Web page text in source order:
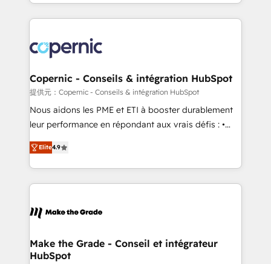
lasts. So if you're ready to become the most trusted
voice in your market, let’s talk.
HubSpot into a genuine growth engine. Named
HubSpot's Global Partner of the Year in 2024,
worldwide, and with over 15 years in the ecosystem,
Huble has built a track record that speaks for itself.
One company, one operating model, delivering
across offices and consulting teams in the UK, USA,
Canada, Germany, France, Belgium, Singapore, and
South Africa. Certified compliant with ISO/IEC
international offices and 175+ employees.
Copernic - Conseils & intégration HubSpot
提供元：Copernic - Conseils & intégration HubSpot
Nous aidons les PME et ETI à booster durablement
leur performance en répondant aux vrais défis : •
Intégration de HubSpot avec d’autres outils (ERP,
téléphonie, etc.) • Alignement des équipes grâce à un
outil et des données partagées • Amélioration de la
collecte et de l’analyse des données pour des
de la productivité des équipes Notre équipe de 30
avec un engagement total, alignant processus
métiers et technologie, et guidant vos équipes à
Elite4.9
Make the Grade - Conseil et intégrateur
HubSpot